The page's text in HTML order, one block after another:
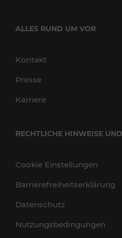
ALLES RUND UM VOR
Kontakt
Presse
Karriere
RECHTLICHE HINWEISE
Cookie Einstellungen
Barrierefreiheitserklärung
Datenschutz
Nutzungsbedingungen